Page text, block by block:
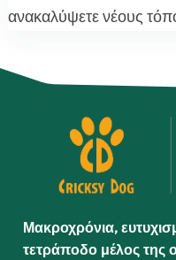
ανακαλύψετε νέους
Μακροχρόνια,
τετράποδο μέλος της